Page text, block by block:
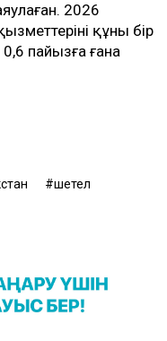
2026
құны бір
пайызға ғана
шетел